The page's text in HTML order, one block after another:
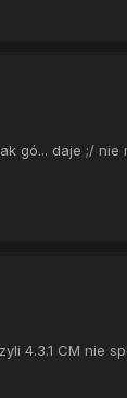
gó... daje ;/ nie
4.3.1 CM nie